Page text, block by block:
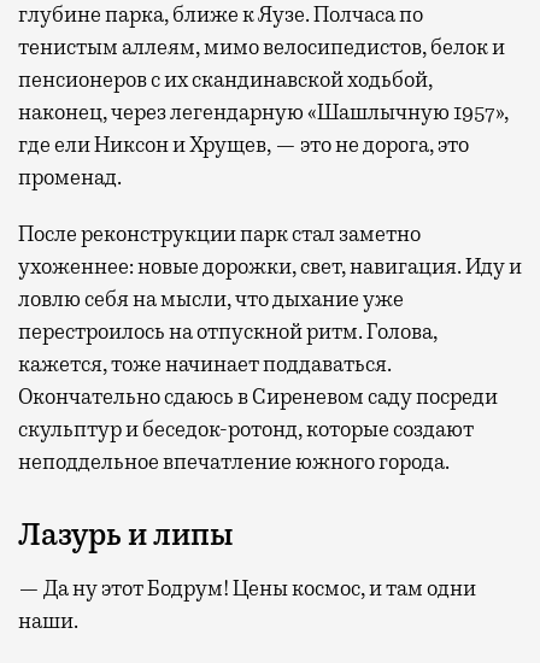
глубине парка, ближе к Яузе. Полчаса по
тенистым аллеям, мимо велосипедистов, белок и
пенсионеров с их скандинавской ходьбой,
наконец, через легендарную «Шашлычную 1957»,
где ели Никсон и Хрущев, — это не дорога, это
променад.
После реконструкции парк стал заметно
ухоженнее: новые дорожки, свет, навигация. Иду и
ловлю себя на мысли, что дыхание уже
перестроилось на отпускной ритм. Голова,
кажется, тоже начинает поддаваться.
Окончательно сдаюсь в Сиреневом саду посреди
скульптур и беседок-ротонд, которые создают
неподдельное впечатление южного города.
Лазурь и липы
— Да ну этот Бодрум! Цены космос, и там одни
наши.